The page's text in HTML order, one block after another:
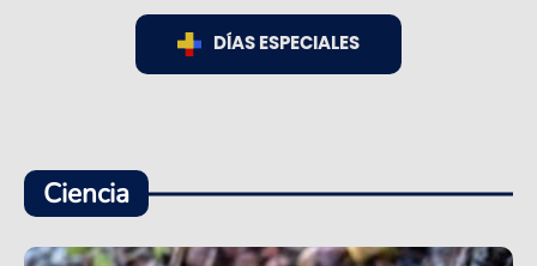
DÍAS ESPECIALES
Ciencia